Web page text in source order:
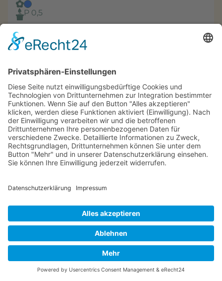
P 0,5
4,05€
Nepeta x faassenii ‚Sylvester Blue‘ ®
Katzenminze
sonnig